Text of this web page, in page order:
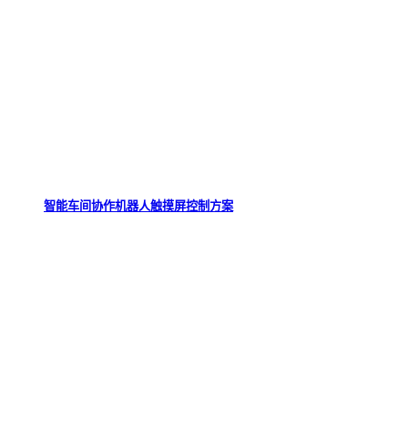
智能车间协作机器人触摸屏控制方案